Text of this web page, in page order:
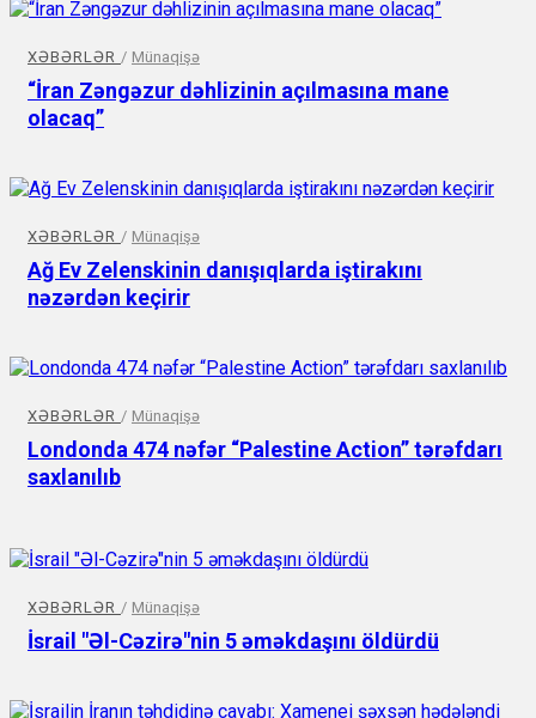
XƏBƏRLƏR / Münaqişə
“İran Zəngəzur dəhlizinin açılmasına mane
olacaq”
XƏBƏRLƏR / Münaqişə
Ağ Ev Zelenskinin danışıqlarda iştirakını
nəzərdən keçirir
XƏBƏRLƏR / Münaqişə
Londonda 474 nəfər “Palestine Action” tərəfdarı
saxlanılıb
XƏBƏRLƏR / Münaqişə
İsrail "Əl-Cəzirə"nin 5 əməkdaşını öldürdü